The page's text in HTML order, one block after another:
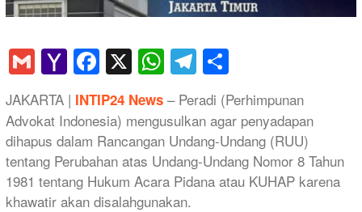
GmailYahoo
Mail
Facebook
X WhatsApp
Telegram
JAKARTA | INTIP24 News – Peradi (Perhimpunan
Advokat Indonesia) mengusulkan agar penyadapan
dihapus dalam Rancangan Undang-Undang (RUU)
tentang Perubahan atas Undang-Undang Nomor 8 Tahun
1981 tentang Hukum Acara Pidana atau KUHAP karena
khawatir akan disalahgunakan.